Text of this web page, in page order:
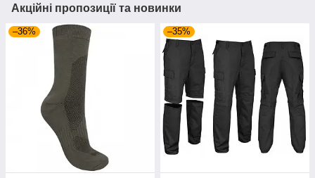
Акційні пропозиції та новинки
–36% –35%